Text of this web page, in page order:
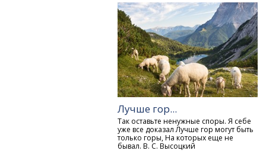
Лучше гор...
Так оставьте ненужные споры. Я себе
уже все доказал Лучше гор могут быть
только горы, На которых еще не
бывал. В. С. Высоцкий